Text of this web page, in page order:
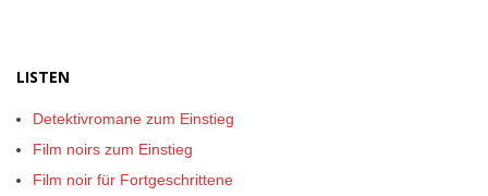
LISTEN
Detektivromane zum Einstieg
Film noirs zum Einstieg
Film noir für Fortgeschrittene